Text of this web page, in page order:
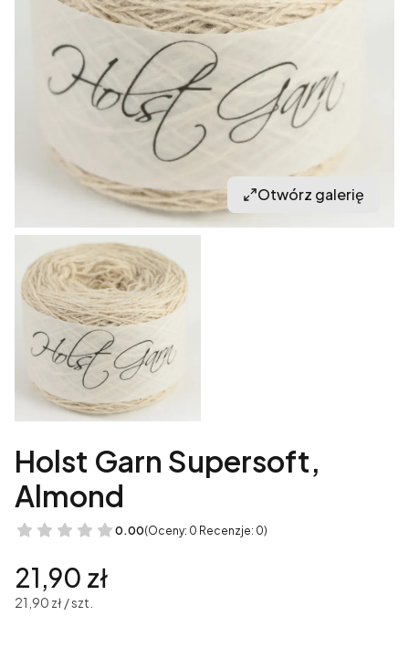
Otwórz galerię
Holst Garn Supersoft,
Almond
0.00(Oceny: 0 Recenzje: 0)
Cena
21,90 zł
21,90 zł / szt.